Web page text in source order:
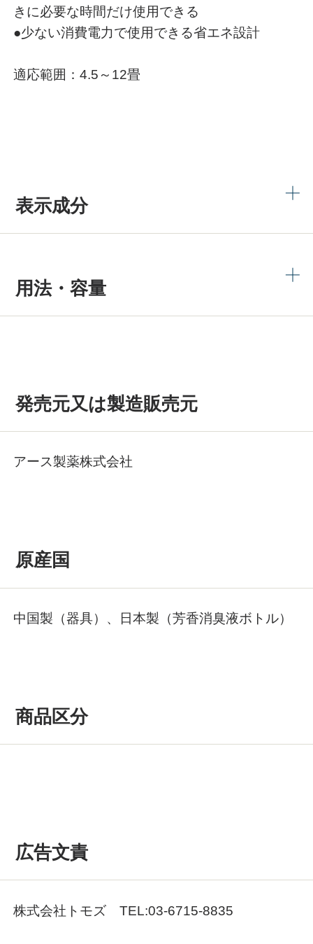
きに必要な時間だけ使用できる
●少ない消費電力で使用できる省エネ設計
適応範囲：4.5～12畳
表示成分
用法・容量
発売元又は製造販売元
アース製薬株式会社
原産国
中国製（器具）、日本製（芳香消臭液ボトル）
商品区分
広告文責
株式会社トモズ TEL:03-6715-8835